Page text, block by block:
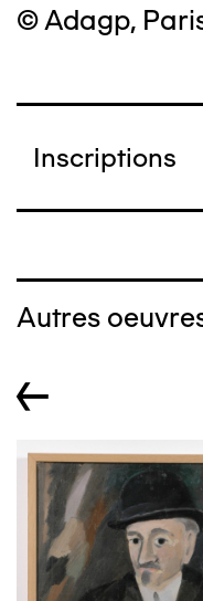
© Adagp,
Inscriptions
Autres
←